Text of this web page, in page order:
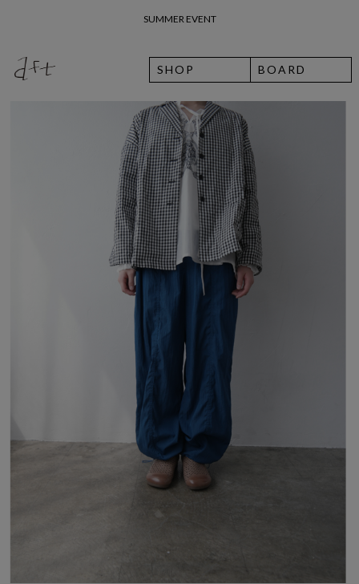
26 여름 휴가 안내
SHOP BOARD